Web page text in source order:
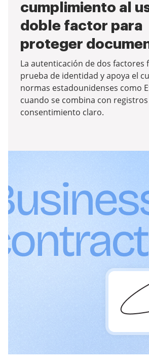
cumplimiento al
doble factor para
proteger
La autenticación de dos factores
prueba de identidad y apoya el
normas estadounidenses como
cuando se combina con
consentimiento claro.